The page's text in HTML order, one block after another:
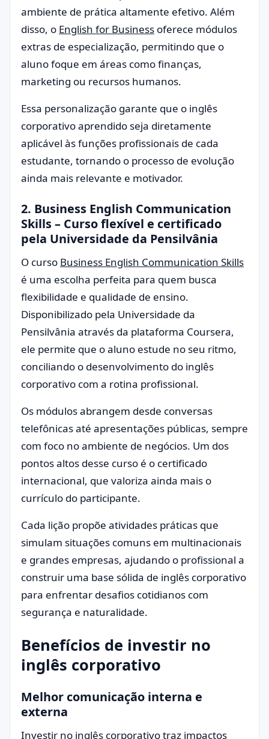
ambiente de prática altamente efetivo. Além
disso, o English for Business oferece módulos
extras de especialização, permitindo que o
aluno foque em áreas como finanças,
marketing ou recursos humanos.
Essa personalização garante que o inglês
corporativo aprendido seja diretamente
aplicável às funções profissionais de cada
estudante, tornando o processo de evolução
ainda mais relevante e motivador.
2. Business English Communication
Skills – Curso flexível e certificado
pela Universidade da Pensilvânia
O curso Business English Communication Skills
é uma escolha perfeita para quem busca
flexibilidade e qualidade de ensino.
Disponibilizado pela Universidade da
Pensilvânia através da plataforma Coursera,
ele permite que o aluno estude no seu ritmo,
conciliando o desenvolvimento do inglês
corporativo com a rotina profissional.
Os módulos abrangem desde conversas
telefônicas até apresentações públicas, sempre
com foco no ambiente de negócios. Um dos
pontos altos desse curso é o certificado
internacional, que valoriza ainda mais o
currículo do participante.
Cada lição propõe atividades práticas que
simulam situações comuns em multinacionais
e grandes empresas, ajudando o profissional a
construir uma base sólida de inglês corporativo
para enfrentar desafios cotidianos com
segurança e naturalidade.
Benefícios de investir no
inglês corporativo
Melhor comunicação interna e
externa
Investir no inglês corporativo traz impactos